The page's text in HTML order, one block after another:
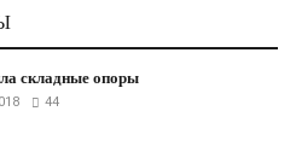
складные опоры
44